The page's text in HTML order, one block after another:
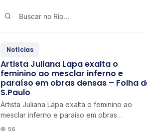
Notícias
Artista Juliana Lapa exalta o
feminino ao mesclar inferno e
paraíso em obras densas – Folha
S.Paulo
Artista Juliana Lapa exalta o feminino ao
mesclar inferno e paraíso em obras
densas Folha de S.Paulo
56